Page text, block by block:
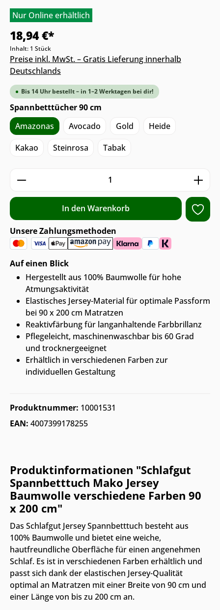
Nur Online erhältlich
18,94 €*
Inhalt: 1 Stück
Preise inkl. MwSt. – Gratis Lieferung innerhalb
Deutschlands
Bis 14 Uhr bestellt – in 1–2 Werktagen bei dir!
Spannbetttücher 90 cm
Amazonas
Avocado Gold
Heide
Kakao
Steinrosa Tabak
Produkt Anzahl: Gib den
In den Warenkorb
Unsere Zahlungsmethoden
Auf einen Blick
Hergestellt aus 100% Baumwolle für hohe
Atmungsaktivität
Elastisches Jersey-Material für optimale Passform
bei 90 x 200 cm Matratzen
Reaktivfärbung für langanhaltende Farbbrillanz
Pflegeleicht, maschinenwaschbar bis 60 Grad
und trocknergeeignet
Erhältlich in verschiedenen Farben zur
individuellen Gestaltung
Produktnummer: 10001531
EAN: 4007399178255
Produktinformationen "Schlafgut
Spannbetttuch Mako Jersey
Baumwolle verschiedene Farben 90
x 200 cm"
Das Schlafgut Jersey Spannbetttuch besteht aus
100% Baumwolle und bietet eine weiche,
hautfreundliche Oberfläche für einen angenehmen
Schlaf. Es ist in verschiedenen Farben erhältlich und
passt sich dank der elastischen Jersey-Qualität
optimal an Matratzen mit einer Breite von 90 cm und
einer Länge von bis zu 200 cm an.